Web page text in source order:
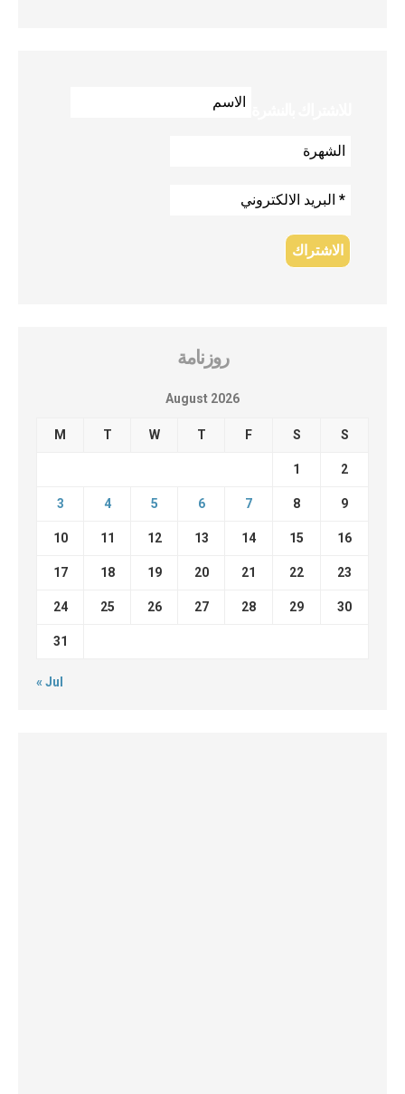
روزنامة
August 2026
M T W T F S S
1 2
3 4 5 6 7 8 9
10 11 12 13 14 15 16
17 18 19 20 21 22 23
24 25 26 27 28 29 30
31
« Jul